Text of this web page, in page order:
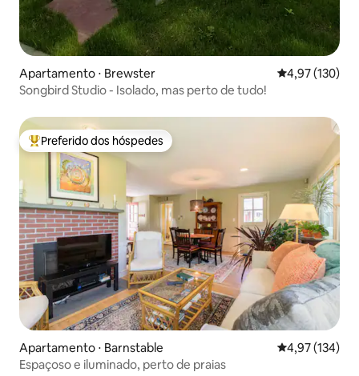
Apartamento ⋅ Brewster 4,97 de uma
4,97 (130)
Songbird Studio - Isolado, mas perto de tudo!
Entre os melhores preferidos dos hóspedes
Preferido dos hóspedes
Apartamento ⋅ Barnstable 4,97 de uma
4,97 (134)
Espaçoso e iluminado, perto de praias